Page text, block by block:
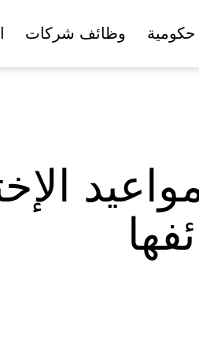
وظائف شركات